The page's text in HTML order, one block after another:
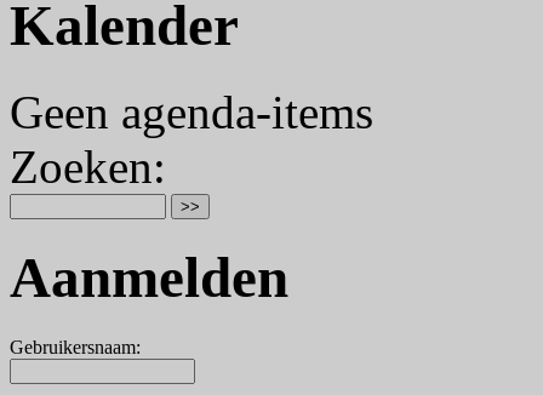
Kalender
Geen agenda-items
Zoeken:
Aanmelden
Gebruikersnaam: